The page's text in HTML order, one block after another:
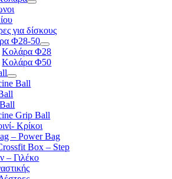
για δίσκους
Φ28-50
Κολάρα Φ28
Κολάρα Φ50
Ball
Grip Ball
Κρίκοι
– Power Bag
Box – Step
– Γιλέκο